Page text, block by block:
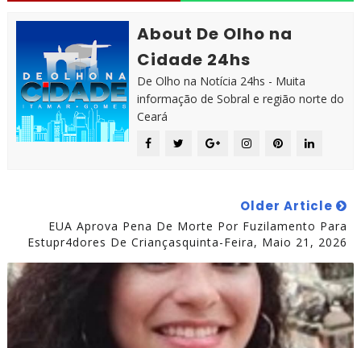
About De Olho na
Cidade 24hs
De Olho na Notícia 24hs - Muita
informação de Sobral e região norte do
Ceará
Older Article
EUA Aprova Pena De Morte Por Fuzilamento Para
Estupr4dores De Criançasquinta-Feira, Maio 21, 2026